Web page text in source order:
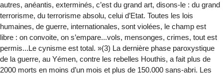
autres, anéantis, exterminés, c’est du grand art, disons-le : du grand
terrorisme, du terrorisme absolu, celui d’Etat. Toutes les lois
humaines, de guerre, internationales, sont violées, le champ est
libre : on convoite, on s’empare...vols, mensonges, crimes, tout est
permis...Le cynisme est total. »(3) La dernière phase paroxystique
de la guerre, au Yémen, contre les rebelles Houthis, a fait plus de
2000 morts en moins d’un mois et plus de 150.000 sans-abri. Les